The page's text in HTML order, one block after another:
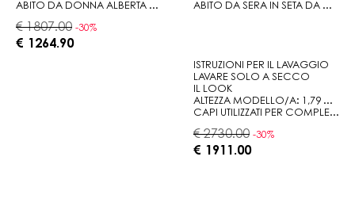
ABITO DA DONNA ALBERTA FERRETTI CON RICAMI CORNELY
€ 1807.00 -30%
€ 1264.90
ABITO DA SERA IN SETA DA DONNA FUCSIA
ISTRUZIONI PER IL LAVAGGIO
LAVARE SOLO A SECCO
IL LOOK
ALTEZZA MODELLO/A: 1,79 M. TAGLIA INDOSSATA: 42.
CAPI UTILIZZATI PER COMPLETARE IL LOOK: AQUAZZURA SANDALI SO NUDE CON CINTURINO POSTERIORE, L'ALINGI CLUTCH ETERNITY RAINBOW CON DECORAZIONE
€ 2730.00 -30%
€ 1911.00